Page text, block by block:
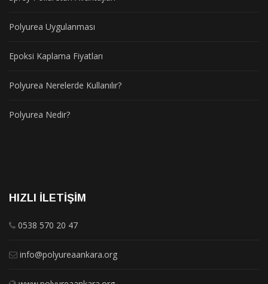
Polyurea Uygulanması
Epoksi Kaplama Fiyatları
Polyurea Nerelerde Kullanılır?
Polyurea Nedir?
HIZLI İLETIŞIM
0538 570 20 47
info@polyureaankara.org